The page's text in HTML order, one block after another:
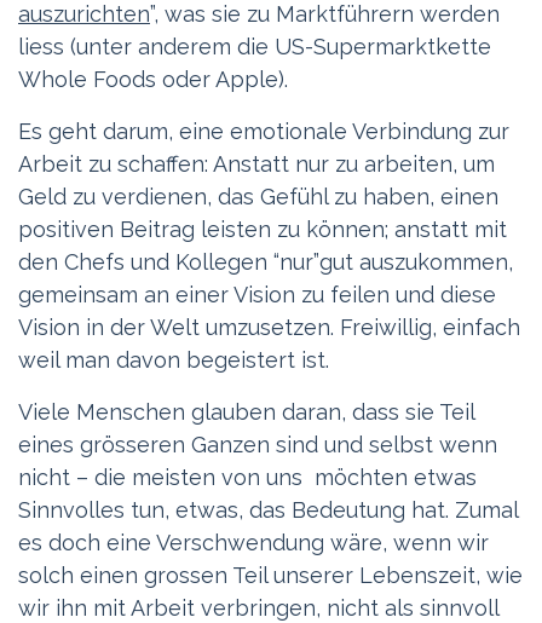
auszurichten”, was sie zu Marktführern werden
liess (unter anderem die US-Supermarktkette
Whole Foods oder Apple).
Es geht darum, eine emotionale Verbindung zur
Arbeit zu schaffen: Anstatt nur zu arbeiten, um
Geld zu verdienen, das Gefühl zu haben, einen
positiven Beitrag leisten zu können; anstatt mit
den Chefs und Kollegen “nur”gut auszukommen,
gemeinsam an einer Vision zu feilen und diese
Vision in der Welt umzusetzen. Freiwillig, einfach
weil man davon begeistert ist.
Viele Menschen glauben daran, dass sie Teil
eines grösseren Ganzen sind und selbst wenn
nicht – die meisten von uns möchten etwas
Sinnvolles tun, etwas, das Bedeutung hat. Zumal
es doch eine Verschwendung wäre, wenn wir
solch einen grossen Teil unserer Lebenszeit, wie
wir ihn mit Arbeit verbringen, nicht als sinnvoll